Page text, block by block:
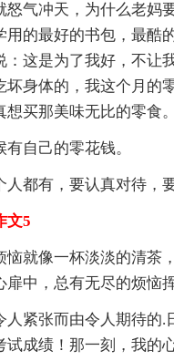
怒气冲天，为什么老妈
用的最好的书包，最酷
：这是为了我好，不让
坏身体的，我这个月的
买那美味无比的零食。
自己的零花钱。
有，要认真对待，要
文5
就像一杯淡淡的清茶
中，总有无尽的烦恼
张而由令人期待的.
试成绩！那一刻，我的